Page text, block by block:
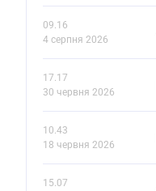
09.16
4 серпня 2026
17.17
30 червня 2026
10.43
18 червня 2026
15.07